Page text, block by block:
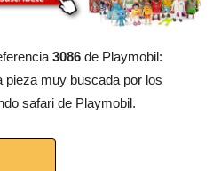
3086 de Playmobil:
pieza muy buscada por los
safari de Playmobil.